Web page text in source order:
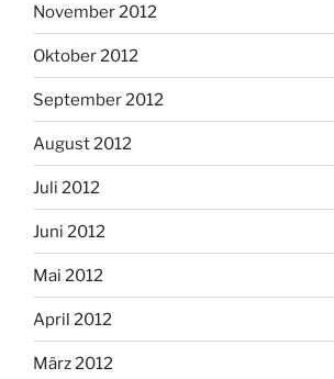
November 2012
Oktober 2012
September 2012
August 2012
Juli 2012
Juni 2012
Mai 2012
April 2012
März 2012